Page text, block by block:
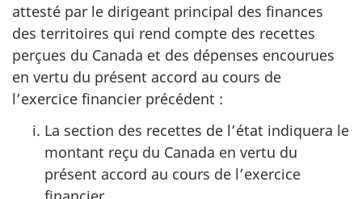
attesté par le dirigeant principal des finances
des territoires qui rend compte des recettes
perçues du Canada et des dépenses encourues
en vertu du présent accord au cours de
l’exercice financier précédent :
La section des recettes de l’état indiquera le
montant reçu du Canada en vertu du
présent accord au cours de l’exercice